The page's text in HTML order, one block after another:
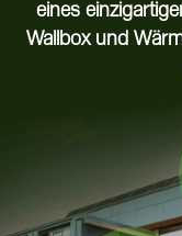
eines
Wallbox und